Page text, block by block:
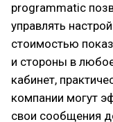
programmatic
управлять
стоимостью
и стороны в
кабинет,
компании могут
свои сообщения